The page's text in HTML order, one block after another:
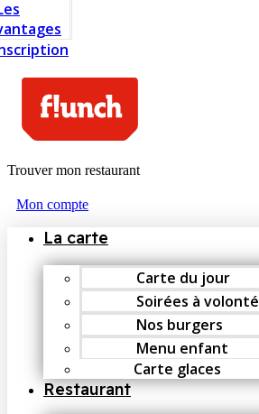
Trouver mon restaurant
Mon compte
La carte
Carte du jour
Soirées à volonté
Nos burgers
Menu enfant
Carte glaces
Restaurant